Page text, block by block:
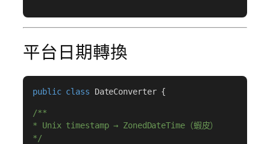
平台日期轉換
public class DateConverter {
/**
* Unix timestamp → ZonedDateTime（蝦皮）
*/